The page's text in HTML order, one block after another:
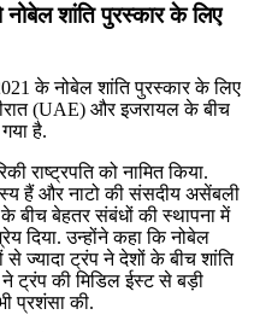
नोबेल शांति पुरस्कार के लिए
के नोबेल शांति पुरस्कार के लिए
(UAE) और इजरायल के बीच
है.
राष्ट्रपति को नामित किया.
हैं और नाटो की संसदीय असेंबली
बीच बेहतर संबंधों की स्थापना में
दिया. उन्होंने कहा कि नोबेल
से ज्यादा ट्रंप ने देशों के बीच शांति
ट्रंप की मिडिल ईस्ट से बड़ी
प्रशंसा की.